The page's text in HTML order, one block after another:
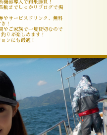
機器導入で釣果勝負！
数までしっかりブログで掲
やサービスドリンク、無料
！
やご家族で一隻貸切なので
りが楽しめます！
ンにも最適！